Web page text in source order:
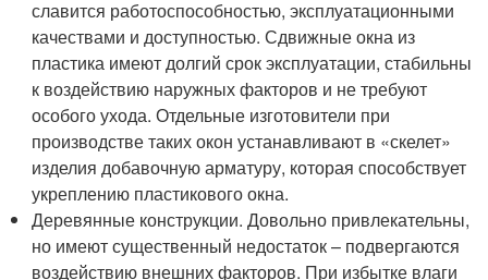
славится работоспособностью, эксплуатационными
качествами и доступностью. Сдвижные окна из
пластика имеют долгий срок эксплуатации, стабильны
к воздействию наружных факторов и не требуют
особого ухода. Отдельные изготовители при
производстве таких окон устанавливают в «скелет»
изделия добавочную арматуру, которая способствует
укреплению пластикового окна.
Деревянные конструкции. Довольно привлекательны,
но имеют существенный недостаток – подвергаются
воздействию внешних факторов. При избытке влаги